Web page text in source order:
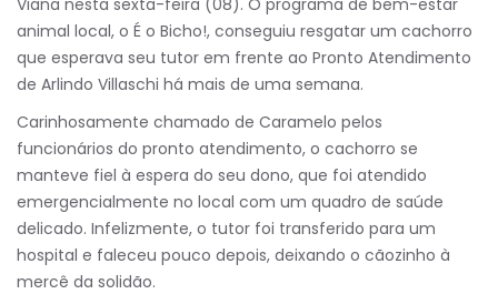
Viana nesta sexta-feira (08). O programa de bem-estar
animal local, o É o Bicho!, conseguiu resgatar um cachorro
que esperava seu tutor em frente ao Pronto Atendimento
de Arlindo Villaschi há mais de uma semana.
Carinhosamente chamado de Caramelo pelos
funcionários do pronto atendimento, o cachorro se
manteve fiel à espera do seu dono, que foi atendido
emergencialmente no local com um quadro de saúde
delicado. Infelizmente, o tutor foi transferido para um
hospital e faleceu pouco depois, deixando o cãozinho à
mercê da solidão.